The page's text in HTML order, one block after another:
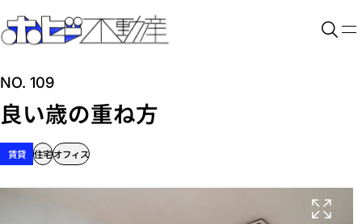
NO. 109
良い歳の重ね方
賃貸 住宅オフィス